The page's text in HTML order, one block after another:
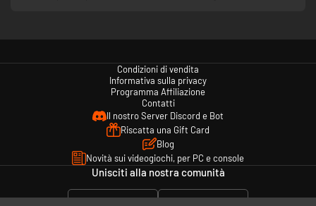
Condizioni di vendita
Informativa sulla privacy
Programma Affiliazione
Contatti
Il nostro Server Discord e Bot
Riscatta una Gift Card
Blog
Novità sui videogiochi, per PC e console
Unisciti alla nostra comunità